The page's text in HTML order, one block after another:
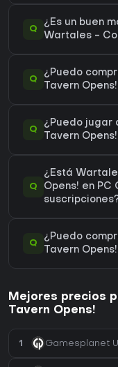
Q
¿Es un buen
Wartales -
Q
¿Puedo
Tavern
Q
¿Puedo jugar
Tavern
Q
¿Está
Opens! en PC
Q
¿Puedo
Tavern
Mejores precios
Tavern Opens!
1 Gamesplanet